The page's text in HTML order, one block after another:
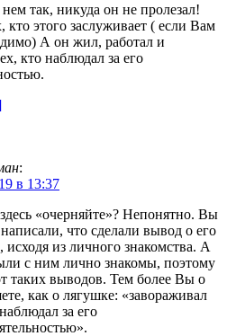
так, никуда он не пролезал!
кто этого заслуживает ( если Вам
А он жил, работал и
кто наблюдал за его
:
в 13:37
«очерняйте»? Непонятно. Вы
что сделали вывод о его
исходя из личного знакомства. А
с ним лично знакомы, поэтому
таких выводов. Тем более Вы о
как о лягушке: «завораживал
за его